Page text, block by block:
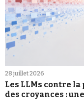
28 juillet 2026
Les LLMs contre
des croyances :